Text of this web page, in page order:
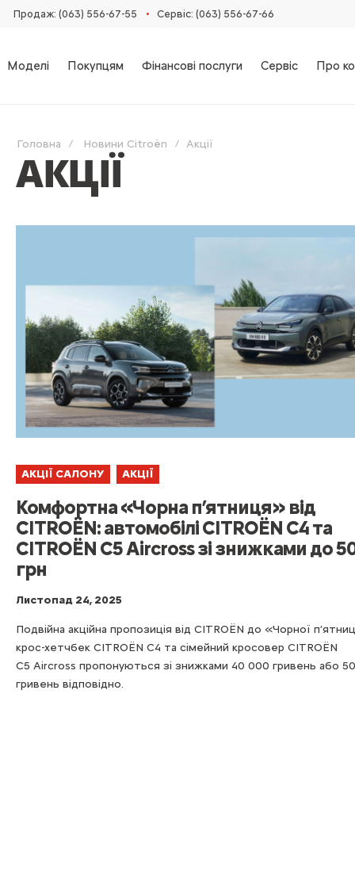
Продаж: (063) 556-67-55 • Сервіс: (063) 556-67-66
Моделі Покупцям Фінансові послуги Сервіс Про
Головна Новини Citroën Акції
АКЦІЇ
АКЦІЇ САЛОНУ АКЦІЇ
Комфортна «Чорна п’ятниця» від
CITROЁN: автомобілі CITROЁN C4 та
CITROЁN C5 Aircross зі знижками до
грн
Листопад 24, 2025
Подвійна акційна пропозиція від CITROЁN до «Чорної
крос-хетчбек CITROЁN C4 та сімейний кросовер CITROЁN
C5 Aircross пропонуються зі знижками 40 000 гривень або
гривень відповідно.